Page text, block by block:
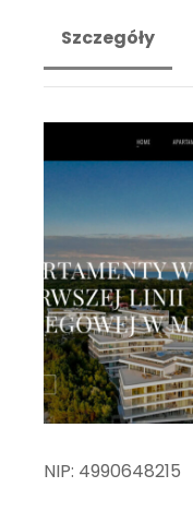
Szczegóły
NIP: 4990648215